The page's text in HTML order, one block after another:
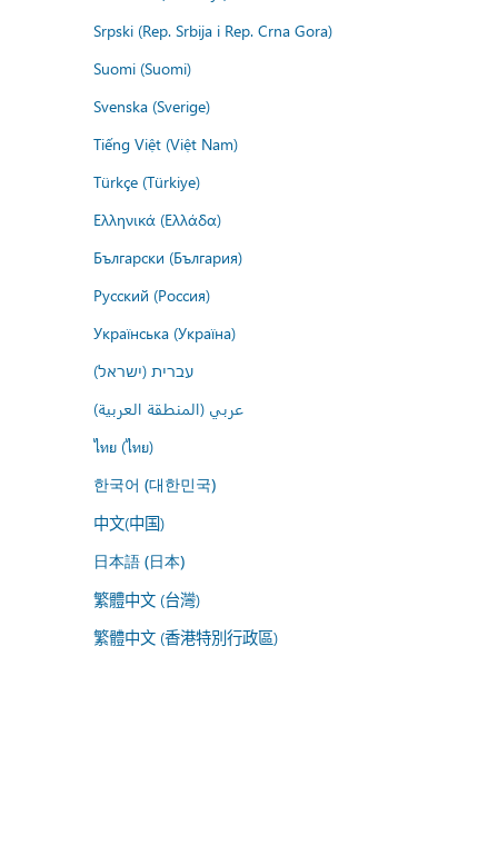
Srpski (Rep. Srbija i Rep. Crna Gora)
Suomi (Suomi)
Svenska (Sverige)
Tiếng Việt (Việt Nam)
Türkçe (Türkiye)
Ελληνικά (Ελλάδα)
Български (България)
Русский (Россия)
Українська (Україна)
עברית (ישראל)
عربي (المنطقة العربية)
ไทย (ไทย)
한국어 (대한민국)
中文(中国)
日本語 (日本)
繁體中文 (台灣)
繁體中文 (香港特別行政區)